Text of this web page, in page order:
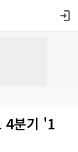
4분기 '1